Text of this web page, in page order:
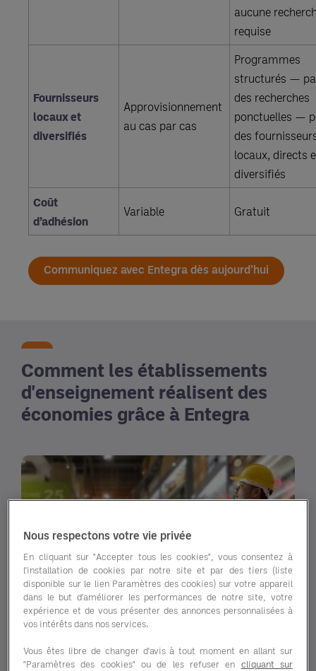
aucune
requise
Fournisseurs
locaux et
diversifiés
Approvisionnement
au cas par cas
Programmes
structurés —
des recherches
ponctuelles —
des
locaux, directs
diversifiés
Coût
d’adhésion
Variable Gratuit
Communiquez avec Entegra dès aujourd’hui
Comment les établissements
d'enseignement réalisent des
économies grâce à Entegra
Nous respectons votre vie privée
En cliquant sur "Accepter tous les cookies", vous consentez à
l'installation de cookies par notre site et par des tiers (liste
disponible sur le lien Paramètres des cookies) sur votre appareil
dans le but d'améliorer les performances de notre site, votre
expérience et de vous présenter des annonces personnalisées à
vos intérêts dans nos services.
Vous êtes libre de changer d'avis à tout moment en allant sur
"Paramètres des cookies" ou de les refuser en cliquant sur